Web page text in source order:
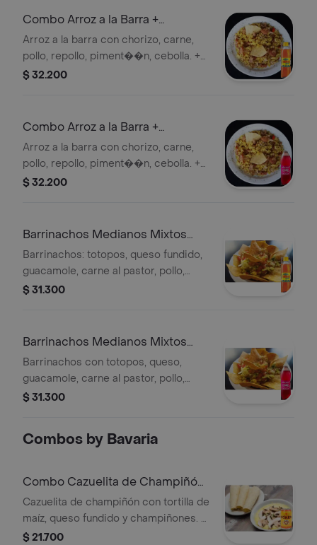
Combo Arroz a la Barra +
Colombiana Postob��n
Arroz a la barra con chorizo, carne,
pollo, repollo, piment��n, cebolla. +
Gaseosa colombiana x 400 ml.
$ 32.200
Combo Arroz a la Barra +
Gaseosa Manzana Postobon
Arroz a la barra con chorizo, carne,
pollo, repollo, piment��n, cebolla. +
Gaseosa manzana x 400 ml
$ 32.200
Barrinachos Medianos Mixtos
+Colombiana Postobón
Barrinachos: totopos, queso fundido,
guacamole, carne al pastor, pollo,
lechuga, frijol, cebolla, piment��n,
$ 31.300
Barrinachos Medianos Mixtos
+Gaseosa Manzana
Barrinachos con totopos, queso,
guacamole, carne al pastor, pollo,
lechuga, frijol, cebolla, piment��n,
$ 31.300
Combos by Bavaria
Combo Cazuelita de Champiñón
+ Cerveza Poker
Cazuelita de champiñón con tortilla de
maíz, queso fundido y champiñones. +
Cerveza poker en lata 330 ml.
$ 21.700